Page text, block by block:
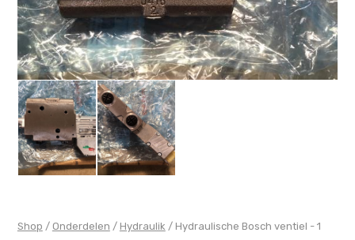
Shop / Onderdelen / Hydraulik / Hydraulische Bosch ventiel - 1